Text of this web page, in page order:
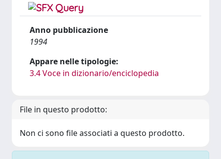
Anno pubblicazione
1994
Appare nelle tipologie:
3.4 Voce in dizionario/enciclopedia
File in questo prodotto:
Non ci sono file associati a questo prodotto.